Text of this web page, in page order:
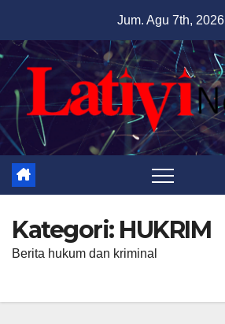
content
Jum. Agu 7th, 2026
Kategori: HUKRIM
Berita hukum dan kriminal